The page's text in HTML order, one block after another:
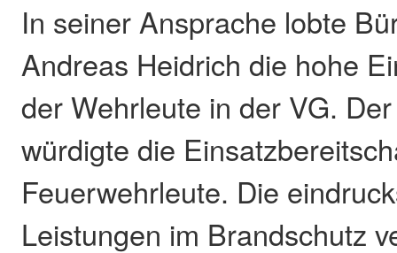
In seiner Ansprache lobte
Andreas Heidrich die hohe
der Wehrleute in der VG.
würdigte die
Feuerwehrleute. Die
Leistungen im Brandschutz